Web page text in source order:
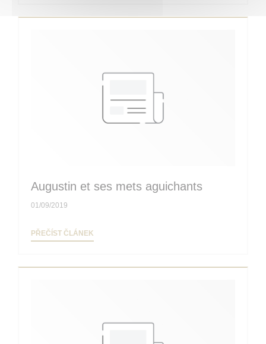
Augustin et ses mets aguichants
01/09/2019
PŘEČÍST ČLÁNEK